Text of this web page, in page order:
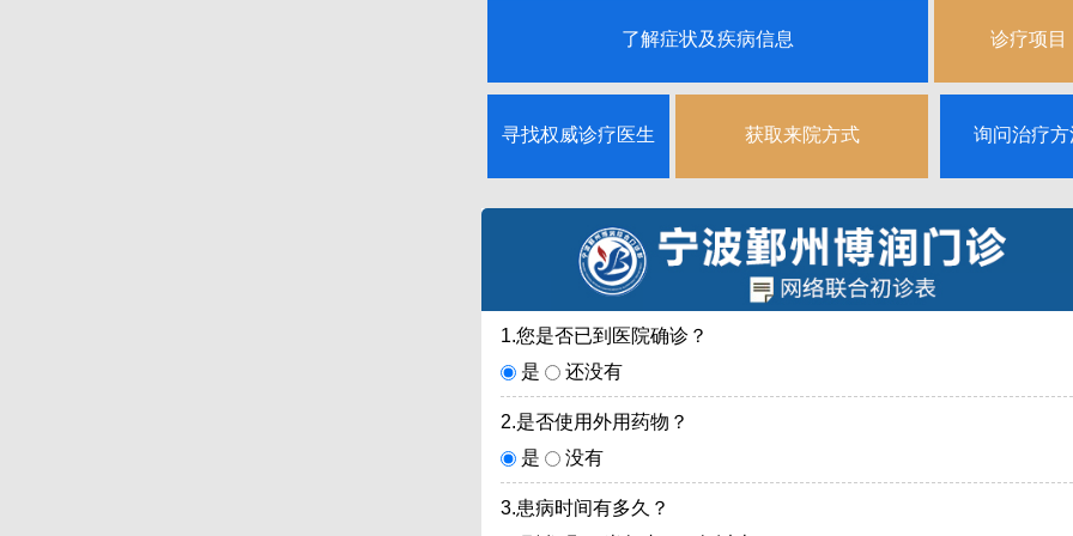
了解症状及疾病信息 诊疗项目
寻找权威诊疗医生 获取来院方式 询问治疗方
1.您是否已到医院确诊？
是
还没有
2.是否使用外用药物？
是
没有
3.患病时间有多久？